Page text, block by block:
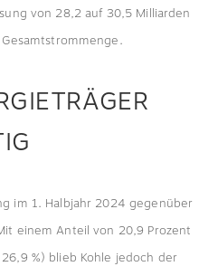
von 28,2 auf 30,5 Milliarden
im 1. Halbjahr 2024 gegenüber
einem Anteil von 20,9 Prozent
%) blieb Kohle jedoch der